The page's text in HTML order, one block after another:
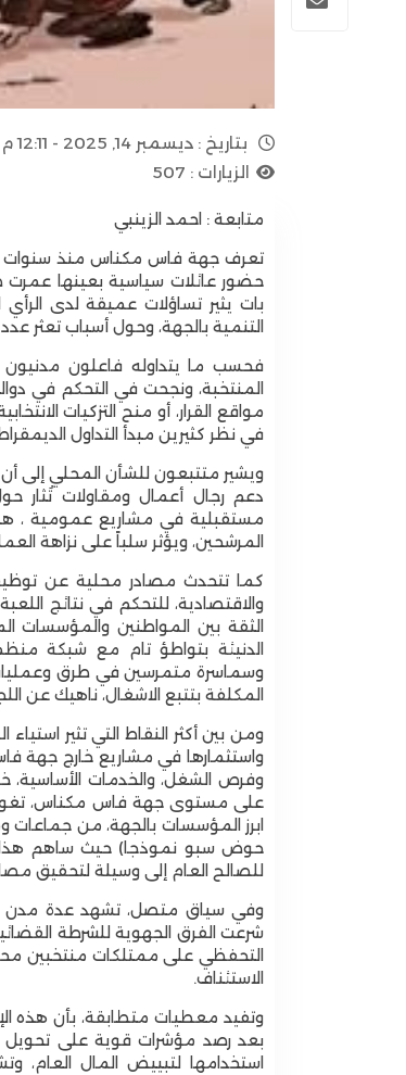
بتاريخ : ديسمبر 14, 2025 - 12:11 م
الزيارات : 507
متابعة : احمد الزينبي
تعرف جهة فاس مكناس منذ سنوات
حضور عائلات سياسية بعينها عمرت
بات يثير تساؤلات عميقة لدى
التنمية بالجهة، وحول أسباب تعثر
فحسب ما يتداوله فاعلون مدنيون
المنتخبة، ونجحت في التحكم في
مواقع القرار، أو منح التزكيات
في نظر كثيرين مبدأ التداول
ويشير متتبعون للشأن المحلي إلى أن
دعم رجال أعمال ومقاولات تُثار
مستقبلية في مشاريع عمومية ،
المرشحين، ويؤثر سلباً على نزاهة
كما تتحدث مصادر محلية عن توظيف
والاقتصادية، للتحكم في نتائج
الثقة بين المواطنين والمؤسسات
الدنيئة بتواطؤ تام مع شبكة
وسماسرة متمرسين في طرق وعمليات
المكلفة بتتبع الاشغال، ناهيك عن
ومن بين أكثر النقاط التي تثير
واستثمارها في مشاريع خارج جهة
وفرص الشغل، والخدمات الأساسية،
على مستوى جهة فاس مكناس، تغول
ابرز المؤسسات بالجهة، من
حوض سبو نموذجا) حيث ساهم هذا
للصالح العام إلى وسيلة لتحقيق
وفي سياق متصل، تشهد عدة مدن
شرعت الفرق الجهوية للشرطة
التحفظي على ممتلكات منتخبين
الاستئناف.
وتفيد معطيات متطابقة، بأن هذه
بعد رصد مؤشرات قوية على تحويل
استخدامها لتبييض المال العام،